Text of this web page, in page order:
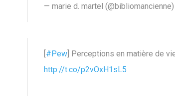
— marie d. martel (@bibliomancienne)
#Pew] Perceptions en matière de
http://t.co/p2vOxH1sL5